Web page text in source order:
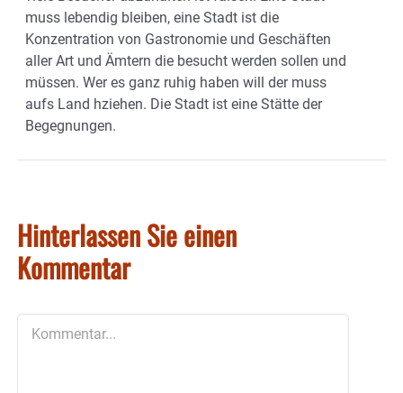
muss lebendig bleiben, eine Stadt ist die
Konzentration von Gastronomie und Geschäften
aller Art und Ämtern die besucht werden sollen und
müssen. Wer es ganz ruhig haben will der muss
aufs Land hziehen. Die Stadt ist eine Stätte der
Begegnungen.
Hinterlassen Sie einen
Kommentar